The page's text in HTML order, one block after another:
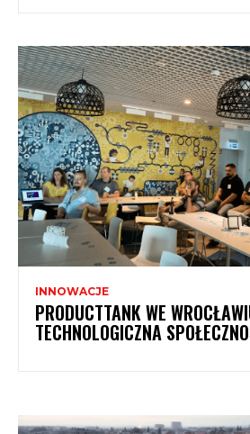
INNOWACJE
PRODUCTTANK WE
TECHNOLOGICZNA